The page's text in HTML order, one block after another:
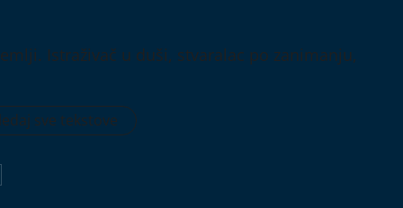
Istraživač u duši, stvaralac po zanimanju,
sve tekstove